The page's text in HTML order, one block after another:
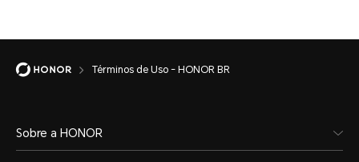
Términos de Uso - HONOR BR
Sobre a HONOR